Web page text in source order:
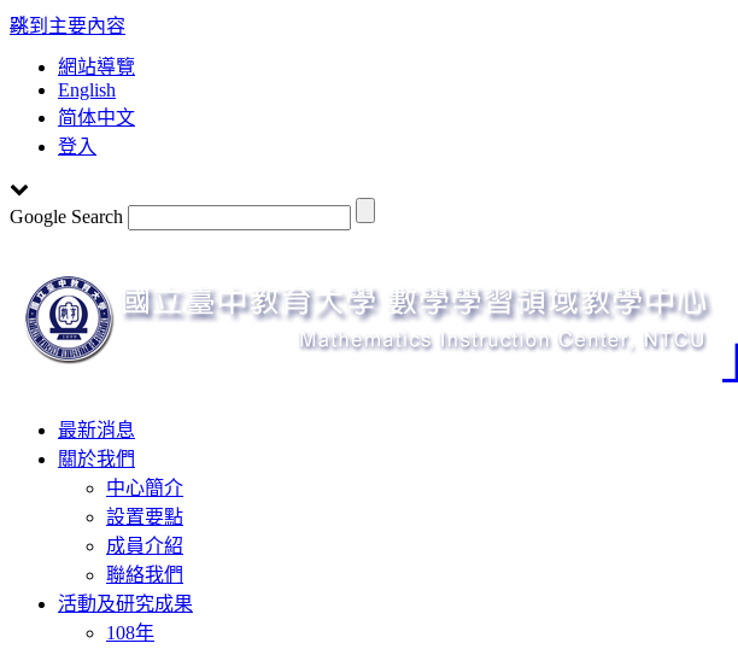
跳到主要內容
:::
網站導覽
English
简体中文
登入
Google Search
Toggle
navigation
最新消息
關於我們
中心簡介
設置要點
成員介紹
聯絡我們
活動及研究成果
108年